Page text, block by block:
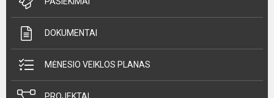
DOKUMENTAI
MĖNESIO VEIKLOS PLANAS